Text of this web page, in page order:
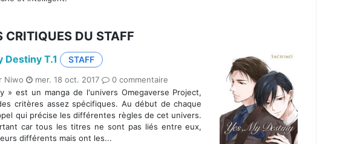
CRITIQUES DU STAFF
Destiny T.1
STAFF
Niwo mer. 18 oct. 2017
0 commentaire
» est un manga de l'univers Omegaverse Project,
critères assez spécifiques. Au début de chaque
qui précise les différentes règles de cet univers.
car tous les titres ne sont pas liés entre eux,
différents mais ont les...